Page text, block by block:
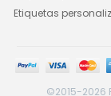
Etiquetas
©2015-2026